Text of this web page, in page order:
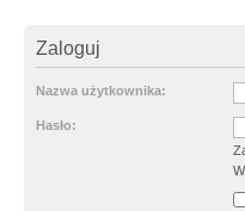
Zaloguj
Nazwa użytkownika:
Hasło: